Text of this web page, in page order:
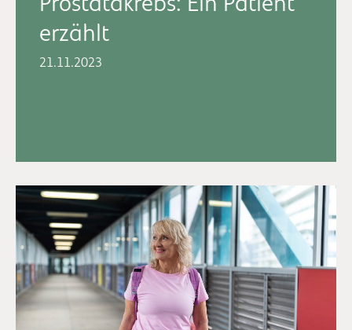
erzählt
21.11.2023